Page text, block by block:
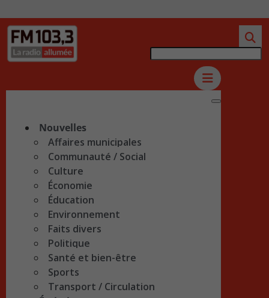
Nouvelles
Affaires municipales
Communauté / Social
Culture
Économie
Éducation
Environnement
Faits divers
Politique
Santé et bien-être
Sports
Transport / Circulation